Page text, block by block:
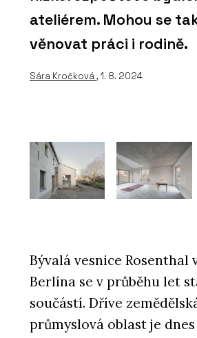
ateliérem. Mohou se
věnovat práci i rodině.
Sára Kročková, 1. 8. 2024
Bývalá vesnice Rosenthal
Berlína se v průběhu let
součástí. Dříve
průmyslová oblast je dnes